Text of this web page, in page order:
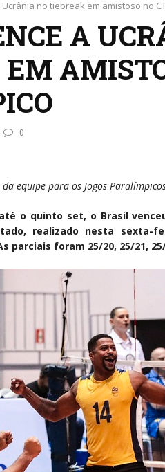
no tiebreak em amistoso no
A
0
equipe para os Jogos
o quinto set, o Brasil
realizado nesta sexta-
parciais foram 25/20, 25/21,